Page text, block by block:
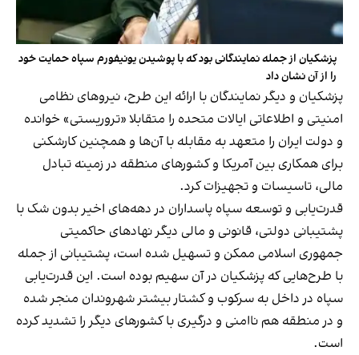
پزشکیان از جمله نمایندگانی بود که با پوشیدن یونیفورم سپاه حمایت خود
را از آن نشان داد
پزشکیان و دیگر نمایندگان با ارائه این طرح، نیروهای نظامی
امنیتی و اطلاعاتی ایالات متحده را متقابلا «تروریستی» خوانده
و دولت ایران را متعهد به مقابله با آن‌ها و همچنین کارشکنی
برای همکاری بین آمریکا و کشورهای منطقه در زمینه تبادل
مالی، تاسیسات و تجهیزات کرد.
قدرت‌یابی و توسعه سپاه پاسداران در دهه‌های اخیر بدون شک با
پشتیبانی دولتی، قانونی و مالی دیگر نهادهای حاکمیتی
جمهوری اسلامی ممکن و تسهیل شده است، پشتیبانی از جمله
با طرح‌هایی که پزشکیان در آن سهیم بوده است. این قدرت‌یابی
سپاه در داخل به سرکوب و کشتار بیشتر شهروندان منجر شده
و در منطقه هم ناامنی و درگیری با کشورهای دیگر را تشدید کرده
است.